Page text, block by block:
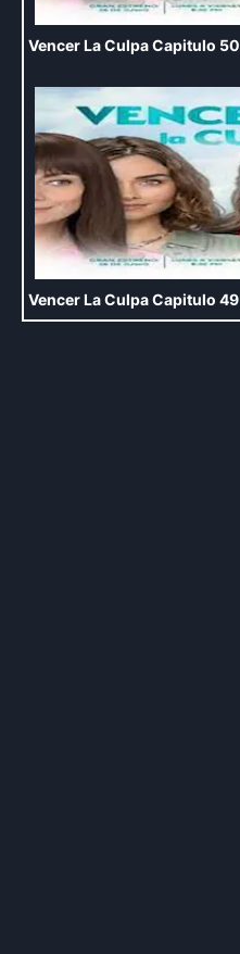
Vencer La Culpa Capitulo 50
Vencer La Culpa Capitulo 49